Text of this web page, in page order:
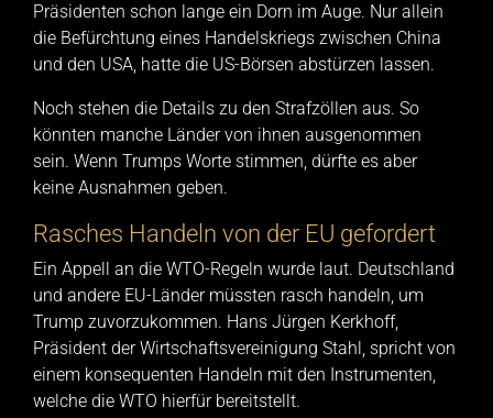
Präsidenten schon lange ein Dorn im Auge. Nur allein
die Befürchtung eines Handelskriegs zwischen China
und den USA, hatte die US-Börsen abstürzen lassen.
Noch stehen die Details zu den Strafzöllen aus. So
könnten manche Länder von ihnen ausgenommen
sein. Wenn Trumps Worte stimmen, dürfte es aber
keine Ausnahmen geben.
Rasches Handeln von der EU gefordert
Ein Appell an die WTO-Regeln wurde laut. Deutschland
und andere EU-Länder müssten rasch handeln, um
Trump zuvorzukommen. Hans Jürgen Kerkhoff,
Präsident der Wirtschaftsvereinigung Stahl, spricht von
einem konsequenten Handeln mit den Instrumenten,
welche die WTO hierfür bereitstellt.